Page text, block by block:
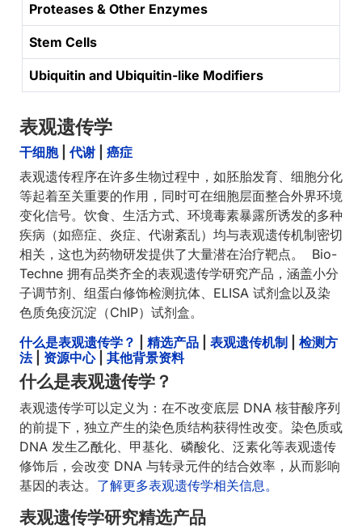
Proteases & Other Enzymes
Stem Cells
Ubiquitin and Ubiquitin-like Modifiers
表观遗传学
干细胞|代谢
癌症
表观遗传程序在许多生物过程中，如胚胎发育、细胞分化
等起着至关重要的作用，同时可在细胞层面整合外界环境
变化信号。饮食、生活方式、环境毒素暴露所诱发的多种
疾病（如癌症、炎症、代谢紊乱）均与表观遗传机制密切
相关，这也为药物研发提供了大量潜在治疗靶点。 Bio-
Techne 拥有品类齐全的表观遗传学研究产品，涵盖小分
子调节剂、组蛋白修饰检测抗体、ELISA 试剂盒以及染
色质免疫沉淀（ChIP）试剂盒。
什么是表观遗传学？
精选产品 表观遗传机制
检测方
法| 资源中心| 其他背景资料
什么是表观遗传学？
表观遗传学可以定义为：在不改变底层 DNA 核苷酸序列
的前提下，独立产生的染色质结构获得性改变。染色质或
DNA 发生乙酰化、甲基化、磷酸化、泛素化等表观遗传
修饰后，会改变 DNA 与转录元件的结合效率，从而影响
基因的表达。 了解更多表观遗传学相关信息。
表观遗传学研究精选产品